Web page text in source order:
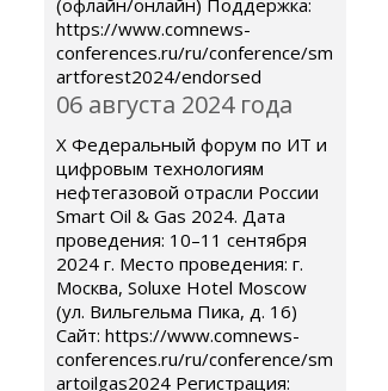
https://www.comnews-
conferences.ru/ru/conference/sm
artforest2024/endorsed
06 августа 2024 года
X Федеральный форум по ИТ и
цифровым технологиям
нефтегазовой отрасли России
Smart Oil & Gas 2024. Дата
проведения: 10–11 сентября
2024 г. Место проведения: г.
Москва, Soluxe Hotel Moscow
(ул. Вильгельма Пика, д. 16)
Сайт: https://www.comnews-
conferences.ru/ru/conference/sm
artoilgas2024 Регистрация: